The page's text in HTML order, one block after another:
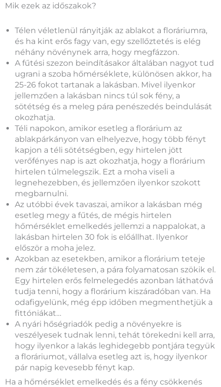
Mik ezek az időszakok?
Télen véletlenül rányitják az ablakot a floráriumra,
és ha kint erős fagy van, egy szellőztetés is elég
néhány növénynek arra, hogy megfázzon.
A fűtési szezon beindításakor általában nagyot tud
ugrani a szoba hőmérséklete, különösen akkor, ha
25-26 fokot tartanak a lakásban. Mivel ilyenkor
jellemzően a lakásban nincs túl sok fény, a
sötétség és a meleg pára penészedés beindulását
okozhatja.
Téli napokon, amikor esetleg a florárium az
ablakpárkányon van elhelyezve, hogy több fényt
kapjon a téli sötétségben, egy hirtelen jött
verőfényes nap is azt okozhatja, hogy a florárium
hirtelen túlmelegszik. Ezt a moha viseli a
legnehezebben, és jellemzően ilyenkor szokott
megbarnulni.
Az utóbbi évek tavaszai, amikor a lakásban még
esetleg megy a fűtés, de mégis hirtelen
hőmérséklet emelkedés jellemzi a nappalokat, a
lakásban hirtelen 30 fok is előállhat. Ilyenkor
először a moha jelez.
Azokban az esetekben, amikor a florárium teteje
nem zár tökéletesen, a pára folyamatosan szökik el.
Egy hirtelen erős felmelegedés azonban láthatóvá
tudja tenni, hogy a florárium kiszáradóban van. Ha
odafigyelünk, még épp időben megmenthetjük a
fittóniákat…
A nyári hőségriadók pedig a növényekre is
veszélyesek tudnak lenni, tehát törekedni kell arra,
hogy ilyenkor a lakás leghidegebb pontjára tegyük
a floráriumot, vállalva esetleg azt is, hogy ilyenkor
pár napig kevesebb fényt kap.
Ha a hőmérséklet emelkedés és a fény csökkenés